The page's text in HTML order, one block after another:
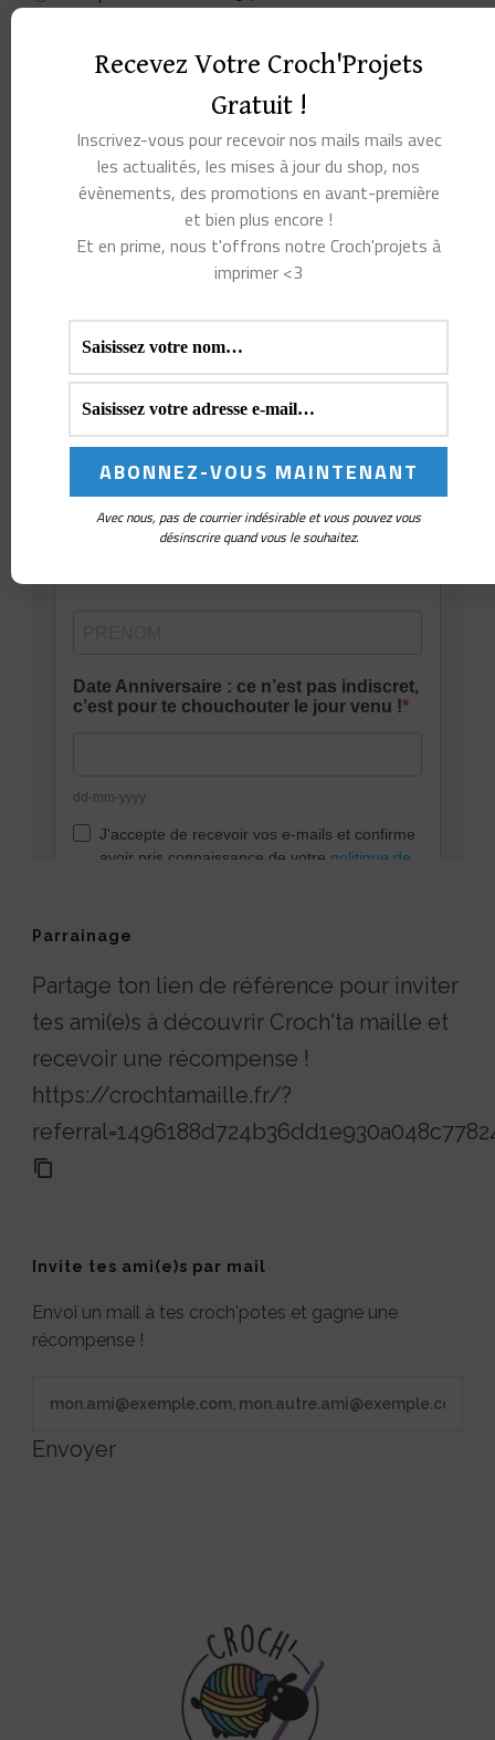
Modèles au crochet (35)
Sacs à projet et pochettes à crochets (26)
Parrainage
Partage ton lien de référence pour inviter
tes ami(e)s à découvrir Croch'ta maille et
recevoir une récompense !
https://crochtamaille.fr/?
Invite tes ami(e)s par mail
Envoi un mail à tes croch'potes et gagne une
récompense !
Envoyer
Recevez Votre Croch'Projets
Gratuit !
Inscrivez-vous pour recevoir nos mails mails avec
les actualités, les mises à jour du shop, nos
évènements, des promotions en avant-première
et bien plus encore !
Et en prime, nous t'offrons notre Croch'projets à
imprimer <3
Avec nous, pas de courrier indésirable et vous pouvez vous
désinscrire quand vous le souhaitez.